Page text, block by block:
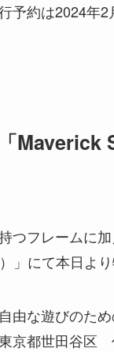
予約は2024年
Maverick
つフレームに
」にて本日よ
由な遊びのた
京都世田谷区